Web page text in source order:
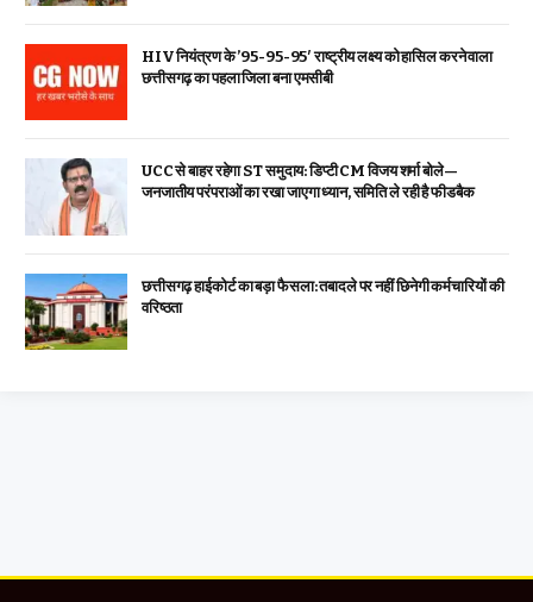
HIV नियंत्रण के ’95-95-95′ राष्ट्रीय लक्ष्य को हासिल करने वाला
छत्तीसगढ़ का पहला जिला बना एमसीबी
UCC से बाहर रहेगा ST समुदाय: डिप्टी CM विजय शर्मा बोले—
जनजातीय परंपराओं का रखा जाएगा ध्यान, समिति ले रही है फीडबैक
छत्तीसगढ़ हाईकोर्ट का बड़ा फैसला: तबादले पर नहीं छिनेगी कर्मचारियों की
वरिष्ठता